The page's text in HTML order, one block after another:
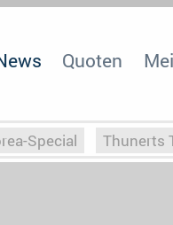
Quoten
Special Thunerts